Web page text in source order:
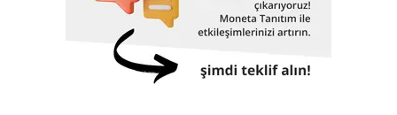
Çanakkale Köprüsü, Yüksek Hızlı Tren, TCG Anadolu
Gemisi, Nene Hatun Sondaj Gemisi, Rize-Artvin Havalimanı,
birçok futbol stadyumu bunlardan sadece birkaçıdır.
Klaslama, yasal sertifikasyon, test, muayene,